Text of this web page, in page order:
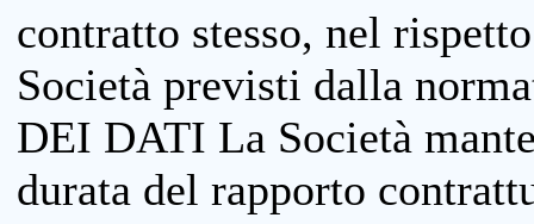
contratto stesso, nel
Società previsti dalla
DEI DATI La Società
durata del rapporto